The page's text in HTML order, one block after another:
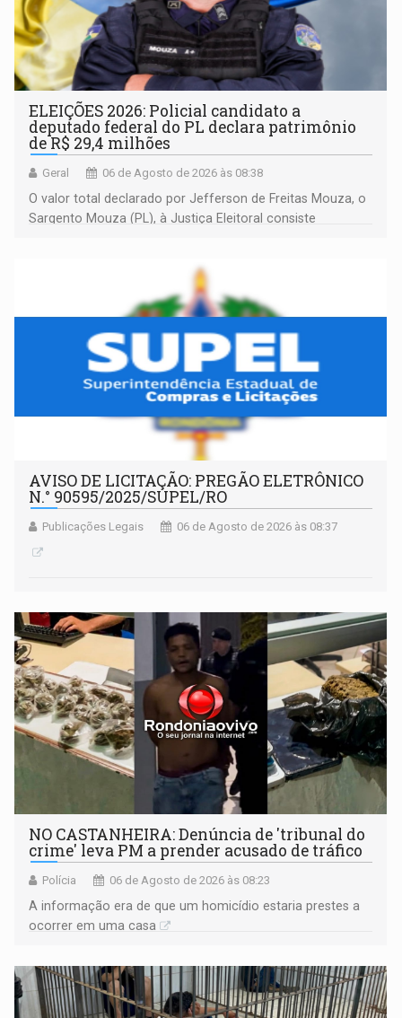
ELEIÇÕES 2026: Policial candidato a
deputado federal do PL declara patrimônio
de R$ 29,4 milhões
Geral 06 de Agosto de 2026 às 08:38
O valor total declarado por Jefferson de Freitas Mouza, o
Sargento Mouza (PL), à Justiça Eleitoral consiste
AVISO DE LICITAÇÃO: PREGÃO ELETRÔNICO
N.° 90595/2025/SUPEL/RO
Publicações Legais 06 de Agosto de 2026 às 08:37
NO CASTANHEIRA: ​Denúncia de 'tribunal do
crime' leva PM a prender acusado de tráfico
Polícia 06 de Agosto de 2026 às 08:23
A informação era de que um homicídio estaria prestes a
ocorrer em uma casa